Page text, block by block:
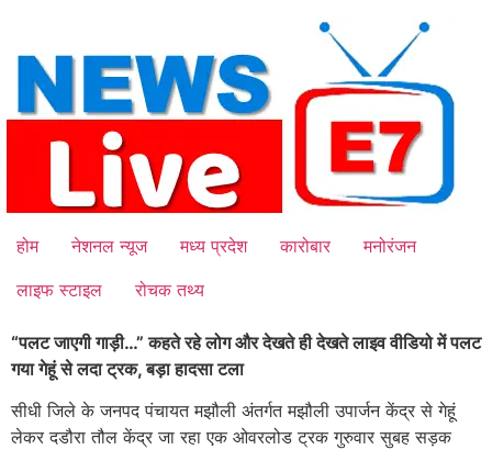
content
होम नेशनल न्यूज मध्य प्रदेश कारोबार
मनोरंजन
लाइफ स्टाइल
रोचक तथ्य
“पलट जाएगी गाड़ी…” कहते रहे लोग और देखते ही देखते लाइव वीडियो में पलट
गया गेहूं से लदा ट्रक, बड़ा हादसा टला
सीधी जिले के जनपद पंचायत मझौली अंतर्गत मझौली उपार्जन केंद्र से गेहूं
लेकर दडौरा तौल केंद्र जा रहा एक ओवरलोड ट्रक गुरुवार सुबह सड़क